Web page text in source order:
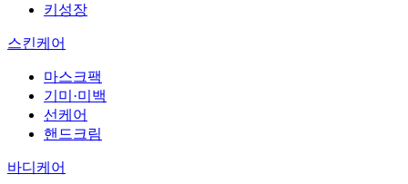
키성장
스킨케어
마스크팩
기미·미백
선케어
핸드크림
바디케어